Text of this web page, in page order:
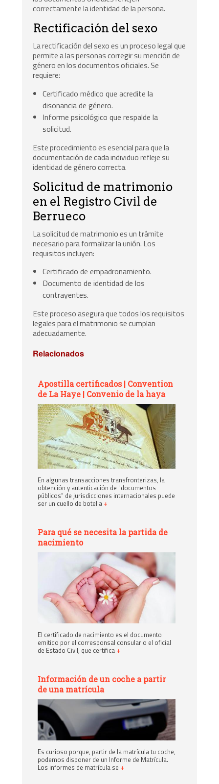
correctamente la identidad de la persona.
Rectificación del sexo
La rectificación del sexo es un proceso legal que
permite a las personas corregir su mención de
género en los documentos oficiales. Se
requiere:
Certificado médico que acredite la
disonancia de género.
Informe psicológico que respalde la
solicitud.
Este procedimiento es esencial para que la
documentación de cada individuo refleje su
identidad de género correcta.
Solicitud de matrimonio
en el Registro Civil de
Berrueco
La solicitud de matrimonio es un trámite
necesario para formalizar la unión. Los
requisitos incluyen:
Certificado de empadronamiento.
Documento de identidad de los
contrayentes.
Este proceso asegura que todos los requisitos
legales para el matrimonio se cumplan
adecuadamente.
Relacionados
Apostilla certificados | Convention
de La Haye | Convenio de la haya
En algunas transacciones transfronterizas, la
obtención y autenticación de "documentos
públicos" de jurisdicciones internacionales puede
ser un cuello de botella +
Para qué se necesita la partida de
nacimiento
El certificado de nacimiento es el documento
emitido por el corresponsal consular o el oficial
de Estado Civil, que certifica +
Información de un coche a partir
de una matrícula
Es curioso porque, partir de la matrícula tu coche,
podemos disponer de un Informe de Matrícula.
Los informes de matrícula se +